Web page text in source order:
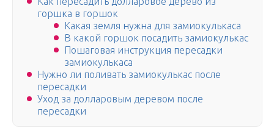
горшка в горшок
Какая земля нужна для замиокулькаса
В какой горшок посадить замиокулькас
Пошаговая инструкция пересадки
замиокулькаса
Нужно ли поливать замиокулькас после
пересадки
Уход за долларовым деревом после
пересадки